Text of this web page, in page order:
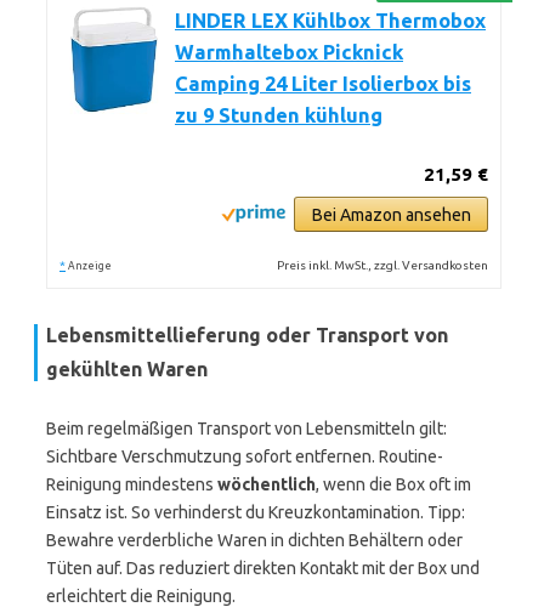
LINDER LEX Kühlbox Thermobox
Warmhaltebox Picknick
Camping 24 Liter Isolierbox bis
zu 9 Stunden kühlung
21,59 €
Bei Amazon ansehen
* Anzeige Preis inkl. MwSt., zzgl. Versandkosten
Lebensmittellieferung oder Transport von
gekühlten Waren
Beim regelmäßigen Transport von Lebensmitteln gilt:
Sichtbare Verschmutzung sofort entfernen. Routine-
Reinigung mindestens wöchentlich, wenn die Box oft im
Einsatz ist. So verhinderst du Kreuzkontamination. Tipp:
Bewahre verderbliche Waren in dichten Behältern oder
Tüten auf. Das reduziert direkten Kontakt mit der Box und
erleichtert die Reinigung.